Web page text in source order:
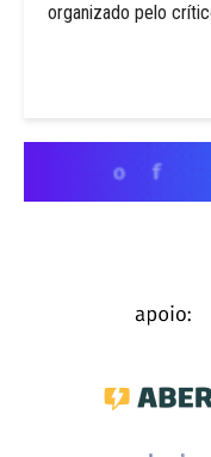
organizado pelo